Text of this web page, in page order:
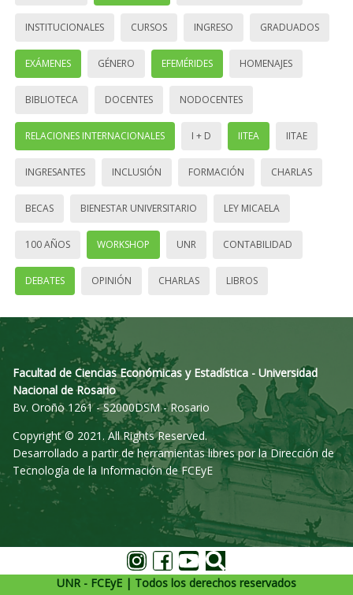
INSTITUCIONALES CURSOS INGRESO GRADUADOS
EXÁMENES GÉNERO EFEMÉRIDES HOMENAJES
BIBLIOTECA DOCENTES NODOCENTES
RELACIONES INTERNACIONALES I + D IITEA IITAE
INGRESANTES INCLUSIÓN FORMACIÓN CHARLAS
BECAS BIENESTAR UNIVERSITARIO LEY MICAELA
100 AÑOS WORKSHOP UNR CONTABILIDAD
DEBATES OPINIÓN CHARLAS LIBROS
Facultad de Ciencias Económicas y Estadística - Universidad
Nacional de Rosario
Bv. Oroño 1261 - S2000DSM - Rosario
Copyright © 2021. All Rights Reserved.
Desarrollado a partir de herramientas libres por la Dirección de
Tecnología de la Información de FCEyE
UNR - FCEyE | Todos los derechos reservados